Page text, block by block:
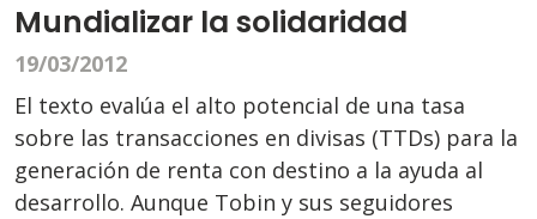
Mundializar la solidaridad
19/03/2012
El texto evalúa el alto potencial de una tasa
sobre las transacciones en divisas (TTDs) para la
generación de renta con destino a la ayuda al
desarrollo. Aunque Tobin y sus seguidores